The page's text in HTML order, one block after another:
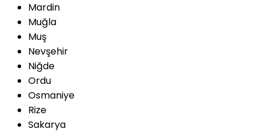
Mardin
Muğla
Muş
Nevşehir
Niğde
Ordu
Osmaniye
Rize
Sakarya